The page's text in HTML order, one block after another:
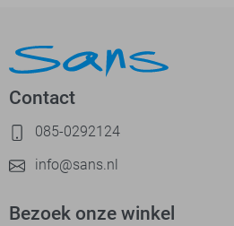
Contact
085-0292124
info@sans.nl
Bezoek onze winkel